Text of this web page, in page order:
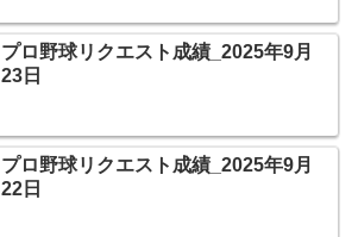
プロ野球リクエスト成績_2025年9月
23日
プロ野球リクエスト成績_2025年9月
22日